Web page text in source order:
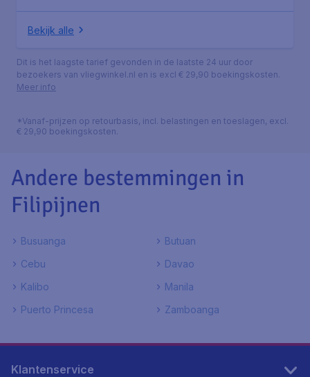
Bekijk alle
Dit is het laagste tarief gevonden in de laatste 24 uur door
bezoekers van vliegwinkel.nl en is excl € 29,90 boekingskosten.
Meer info
*Vanaf-prijzen op retourbasis, incl. belastingen en toeslagen, excl.
€ 29,90 boekingskosten.
Andere bestemmingen in
Filipijnen
Busuanga
Butuan
Cebu
Davao
Kalibo
Manila
Puerto Princesa
Zamboanga
Klantenservice